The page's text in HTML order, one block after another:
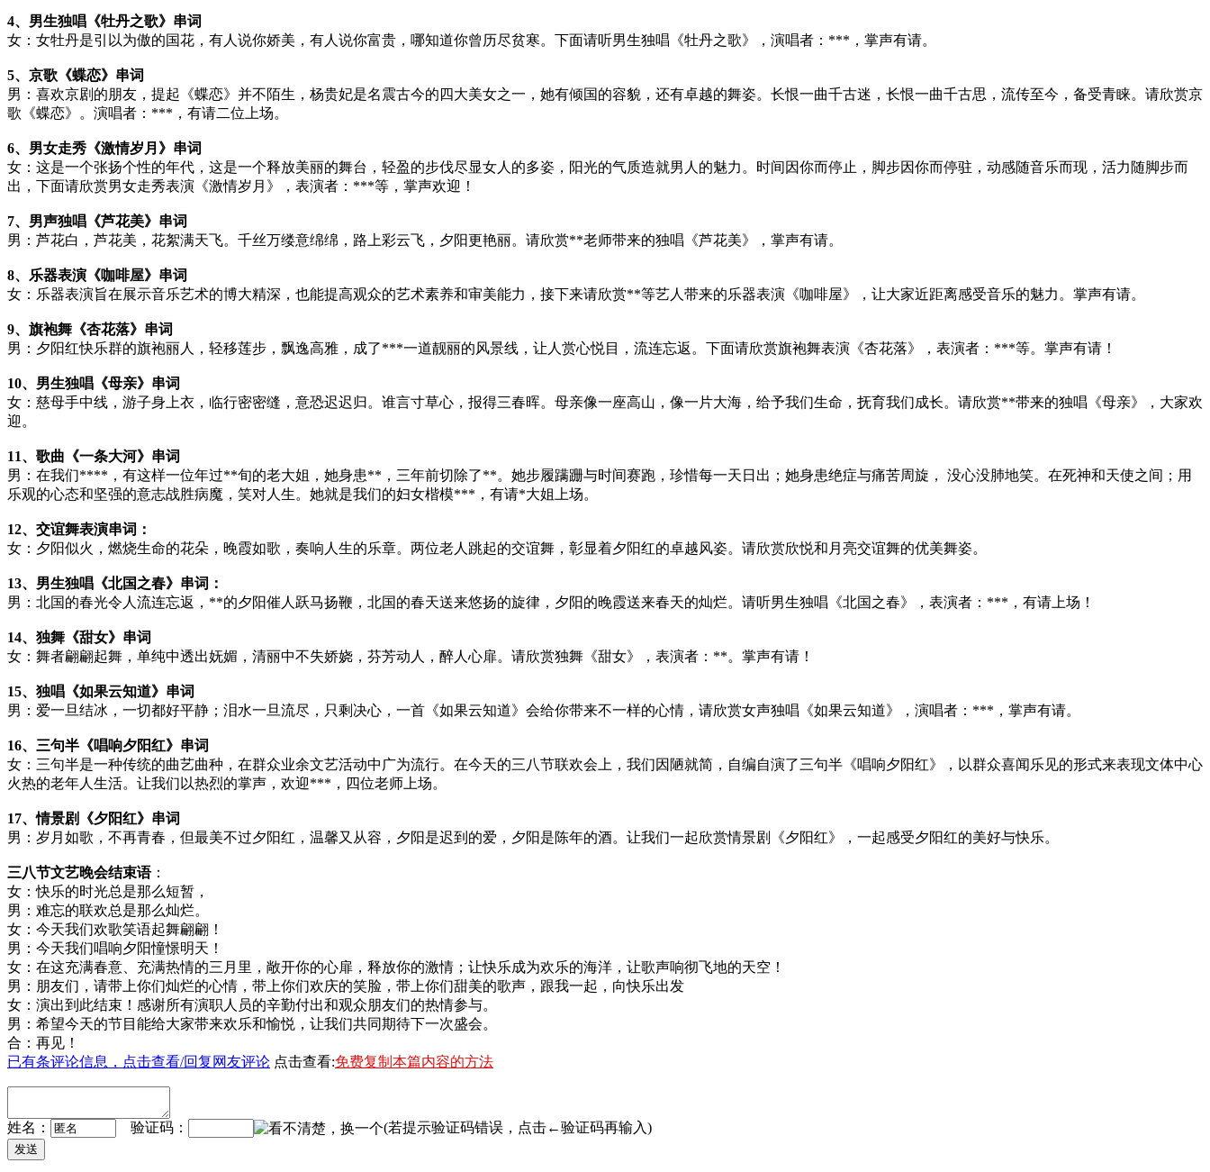
4、男生独唱《牡丹之歌》串词
女：女牡丹是引以为傲的国花，有人说你娇美，有人说你富贵，哪知道你曾历尽贫寒。下面请听男生独唱《牡丹之歌》，演唱者：***，掌声有请。
5、京歌《蝶恋》串词
男：喜欢京剧的朋友，提起《蝶恋》并不陌生，杨贵妃是名震古今的四大美女之一，她有倾国的容貌，还有卓越的舞姿。长恨一曲千古迷，长恨一曲千古思，流传至今，备受青睐。请欣赏京
歌《蝶恋》。演唱者：***，有请二位上场。
6、男女走秀《激情岁月》串词
女：这是一个张扬个性的年代，这是一个释放美丽的舞台，轻盈的步伐尽显女人的多姿，阳光的气质造就男人的魅力。时间因你而停止，脚步因你而停驻，动感随音乐而现，活力随脚步而
出，下面请欣赏男女走秀表演《激情岁月》，表演者：***等，掌声欢迎！
7、男声独唱《芦花美》串词
男：芦花白，芦花美，花絮满天飞。千丝万缕意绵绵，路上彩云飞，夕阳更艳丽。请欣赏**老师带来的独唱《芦花美》，掌声有请。
8、乐器表演《咖啡屋》串词
女：乐器表演旨在展示音乐艺术的博大精深，也能提高观众的艺术素养和审美能力，接下来请欣赏**等艺人带来的乐器表演《咖啡屋》，让大家近距离感受音乐的魅力。掌声有请。
9、旗袍舞《杏花落》串词
男：夕阳红快乐群的旗袍丽人，轻移莲步，飘逸高雅，成了***一道靓丽的风景线，让人赏心悦目，流连忘返。下面请欣赏旗袍舞表演《杏花落》，表演者：***等。掌声有请！
10、男生独唱《母亲》串词
女：慈母手中线，游子身上衣，临行密密缝，意恐迟迟归。谁言寸草心，报得三春晖。母亲像一座高山，像一片大海，给予我们生命，抚育我们成长。请欣赏**带来的独唱《母亲》，大家欢
迎。
11、歌曲《一条大河》串词
男：在我们****，有这样一位年过**旬的老大姐，她身患**，三年前切除了**。她步履蹒跚与时间赛跑，珍惜每一天日出；她身患绝症与痛苦周旋， 没心没肺地笑。在死神和天使之间；用
乐观的心态和坚强的意志战胜病魔，笑对人生。她就是我们的妇女楷模***，有请*大姐上场。
12、交谊舞表演串词：
女：夕阳似火，燃烧生命的花朵，晚霞如歌，奏响人生的乐章。两位老人跳起的交谊舞，彰显着夕阳红的卓越风姿。请欣赏欣悦和月亮交谊舞的优美舞姿。
13、男生独唱《北国之春》串词：
男：北国的春光令人流连忘返，**的夕阳催人跃马扬鞭，北国的春天送来悠扬的旋律，夕阳的晚霞送来春天的灿烂。请听男生独唱《北国之春》，表演者：***，有请上场！
14、独舞《甜女》串词
女：舞者翩翩起舞，单纯中透出妩媚，清丽中不失娇娆，芬芳动人，醉人心扉。请欣赏独舞《甜女》，表演者：**。掌声有请！
15、独唱《如果云知道》串词
男：爱一旦结冰，一切都好平静；泪水一旦流尽，只剩决心，一首《如果云知道》会给你带来不一样的心情，请欣赏女声独唱《如果云知道》，演唱者：***，掌声有请。
16、三句半《唱响夕阳红》串词
女：三句半是一种传统的曲艺曲种，在群众业余文艺活动中广为流行。在今天的三八节联欢会上，我们因陋就简，自编自演了三句半《唱响夕阳红》，以群众喜闻乐见的形式来表现文体中心
火热的老年人生活。让我们以热烈的掌声，欢迎***，四位老师上场。
17、情景剧《夕阳红》串词
男：岁月如歌，不再青春，但最美不过夕阳红，温馨又从容，夕阳是迟到的爱，夕阳是陈年的酒。让我们一起欣赏情景剧《夕阳红》，一起感受夕阳红的美好与快乐。
三八节文艺晚会结束语：
女：快乐的时光总是那么短暂，
男：难忘的联欢总是那么灿烂。
女：今天我们欢歌笑语起舞翩翩！
男：今天我们唱响夕阳憧憬明天！
女：在这充满春意、充满热情的三⽉里，敞开你的⼼扉，释放你的激情；让快乐成为欢乐的海洋，让歌声响彻飞地的天空！
男：朋友们，请带上你们灿烂的⼼情，带上你们欢庆的笑脸，带上你们甜美的歌声，跟我⼀起，向快乐出发
女：演出到此结束！感谢所有演职人员的辛勤付出和观众朋友们的热情参与。
男：希望今天的节目能给大家带来欢乐和愉悦，让我们共同期待下一次盛会。
合：再见！
已有条评论信息，点击查看/回复网友评论 点击查看:免费复制本篇内容的方法
姓名： 验证码： (若提示验证码错误，点击←验证码再输入)